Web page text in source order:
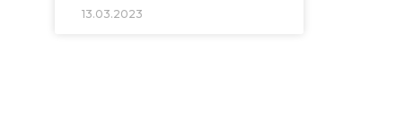
13.03.2023